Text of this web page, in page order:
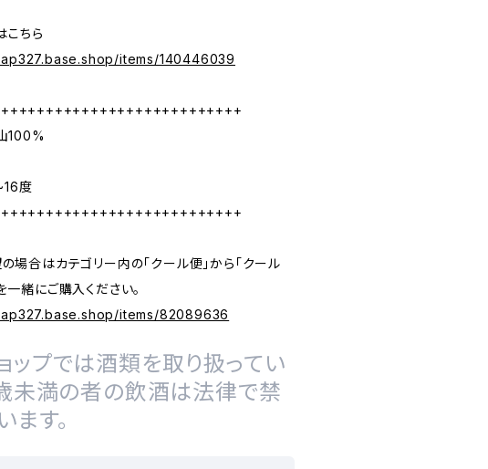
こちら
items/140446039
100%
度
場合はカテゴリー内の「クール便」から「クール
一緒にご購入ください。
items/82089636
ップでは酒類を取り扱ってい
未満の者の飲酒は法律で禁
ます。